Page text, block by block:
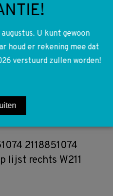
0124010113
aan winkelwagen
2118851074
lijst rechts W211
U kunt gewoon
houd er rekening mee dat
verstuurd zullen worden!